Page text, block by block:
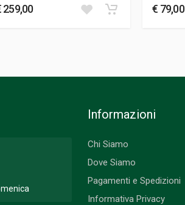
PRODUCTION CARS
259,00 € 79,00
Informazioni
Chi Siamo
Dove Siamo
Pagamenti e Spedizioni
Informativa Privacy